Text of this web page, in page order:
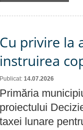
Cu privire la
instruirea
Publicat: 14.07.2026
Primăria
proiectului
taxei lunare